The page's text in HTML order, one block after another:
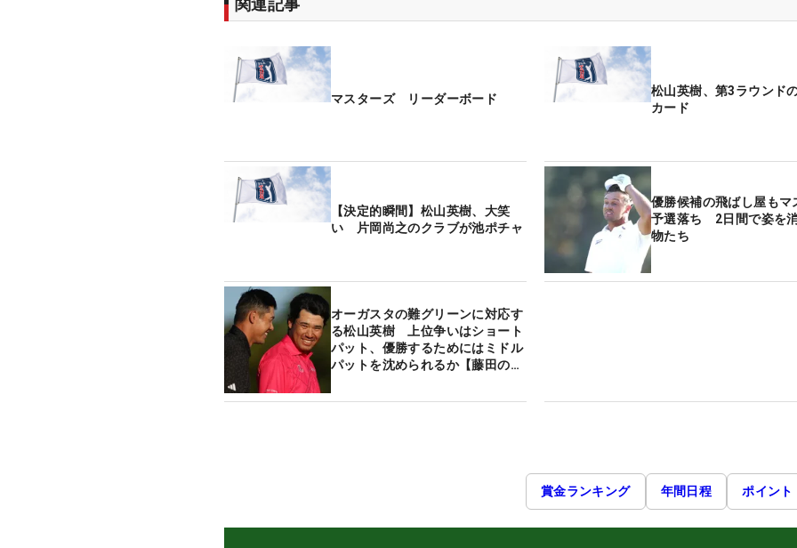
マスターズ リーダーボード
松山英樹、第3ラウンド
カード
【決定的瞬間】松山英樹、大笑
い 片岡尚之のクラブが池ポチャ
優勝候補の飛ばし屋もマ
予選落ち 2日間で姿を
物たち
オーガスタの難グリーンに対応す
る松山英樹 上位争いはショート
パット、優勝するためにはミドル
パットを沈められるか【藤田の
賞金ランキング 年間日程 ポイント